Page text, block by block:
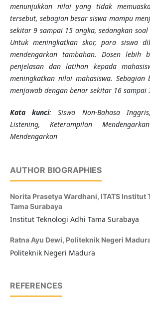
menunjukkan nilai yang tidak
tersebut, sebagian besar siswa mampu
sekitar 9 sampai 15 angka, sedangkan soal
Untuk meningkatkan skor, para siswa
mendengarkan tambahan. Dosen lebih
penjelasan dan latihan kepada
meningkatkan nilai mahasiswa. Sebagian
menjawab dengan benar sekitar 16 sampai
Kata kunci: Siswa Non-Bahasa
Listening, Keterampilan
Mendengarkan
AUTHOR BIOGRAPHIES
Norita Prasetya Wardhani, ITATS Institut
Tama Surabaya
Institut Teknologi Adhi Tama Surabaya
Ratna Ayu Dewi, Politeknik Negeri
Politeknik Negeri Madura
REFERENCES